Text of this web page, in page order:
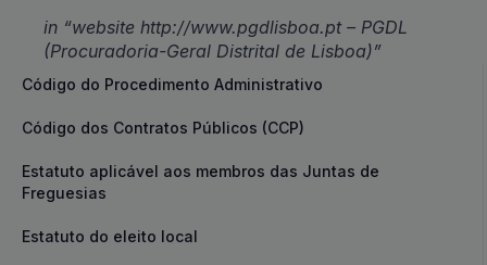
Código do Procedimento Administrativo
Código dos Contratos Públicos (CCP)
Estatuto aplicável aos membros das Juntas de
Freguesias
Estatuto do eleito local
in “website http://www.pgdlisboa.pt – PGDL
(Procuradoria-Geral Distrital de Lisboa)”